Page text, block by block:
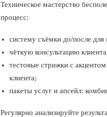
Техническое мастерство
процесс:
систему съёмки до/после для
чёткую консультацию
тестовые стрижки с
клиента;
пакеты услуг и апсейл:
Регулярно анализируйте